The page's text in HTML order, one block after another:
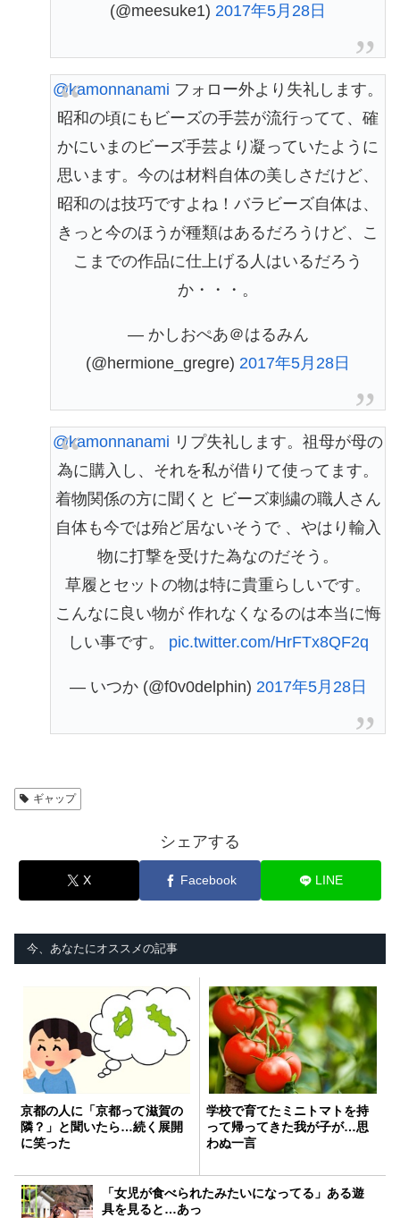
(@meesuke1) 2017年5月28日
@kamonnanami フォロー外より失礼します。
昭和の頃にもビーズの手芸が流行ってて、確
かにいまのビーズ手芸より凝っていたように
思います。今のは材料自体の美しさだけど、
昭和のは技巧ですよね！バラビーズ自体は、
きっと今のほうが種類はあるだろうけど、こ
こまでの作品に仕上げる人はいるだろう
か・・・。
— かしおぺあ＠はるみん
(@hermione_gregre) 2017年5月28日
@kamonnanami リプ失礼します。祖母が母の
為に購入し、それを私が借りて使ってます。
着物関係の方に聞くと ビーズ刺繍の職人さん
自体も今では殆ど居ないそうで 、やはり輸入
物に打撃を受けた為なのだそう。
草履とセットの物は特に貴重らしいです。
こんなに良い物が 作れなくなるのは本当に悔
しい事です。 pic.twitter.com/HrFTx8QF2q
— いつか (@f0v0delphin) 2017年5月28日
ギャップ
シェアする
X Facebook LINE
今、あなたにオススメの記事
京都の人に「京都って滋賀の
隣？」と聞いたら…続く展開
に笑った
学校で育てたミニトマトを持
って帰ってきた我が子が…思
わぬ一言
「女児が食べられたみたいになってる」ある遊
具を見ると…あっ